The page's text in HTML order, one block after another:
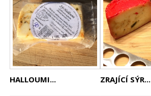
HALLOUMI... ZRAJÍCÍ SÝR...